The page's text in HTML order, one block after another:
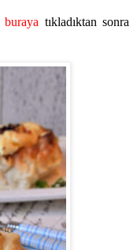
buraya tıkladıktan sonra